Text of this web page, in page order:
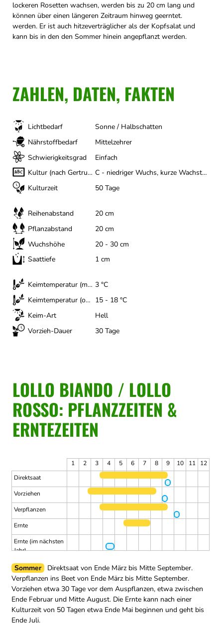
lockeren Rosetten wachsen, werden bis zu 20 cm lang und
können über einen längeren Zeitraum hinweg geerntet.
werden. Er ist auch hitzeverträglicher als der Kopfsalat und
kann bis in den den Sommer hinein angepflanzt werden.
ZAHLEN, DATEN, FAKTEN
Lichtbedarf
Sonne / Halbschatten
Nährstoffbedarf
Mittelzehrer
Schwierigkeitsgrad
Einfach
Kultur (nach Gertrud Franck)
C - niedriger Wuchs, kurze Wachstumszeit
Kulturzeit
50 Tage
Reihenabstand
20 cm
Pflanzabstand
20 cm
Wuchshöhe
20 - 30 cm
Saattiefe
1 cm
Keimtemperatur (minimal)
3 °C
Keimtemperatur (optimal)
15 - 18 °C
Keim-Art
Hell
Vorzieh-Dauer
30 Tage
LOLLO BIANDO / LOLLO
ROSSO: PFLANZZEITEN &
ERNTEZEITEN
1 2 3 4 5 6 7 8 9 10 11
12
Direktsaat
Vorziehen
Verpflanzen
Ernte
Ernte (im nächsten
Jahr)
Sommer
Direktsaat von Ende März bis Mitte September.
Verpflanzen ins Beet von Ende März bis Mitte September.
Vorziehen etwa 30 Tage vor dem Auspflanzen, etwa zwischen
Ende Februar und Mitte August. Die Ernte kann nach einer
Kulturzeit von 50 Tagen etwa Ende Mai beginnen und geht bis
Ende Juli.